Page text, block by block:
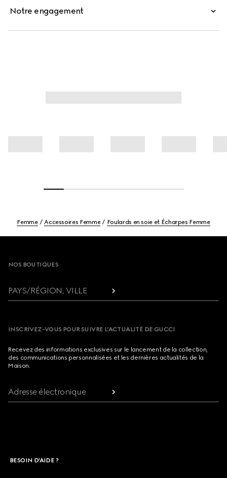
Notre engagement
Femme Accessoires Femme Foulards en soie et Écharpes Femme
NOS BOUTIQUES
PAYS/RÉGION, VILLE
INSCRIVEZ-VOUS POUR SUIVRE L’ACTUALITÉ DE GUCCI
Recevez des informations exclusives sur le lancement de la collection,
des communications personnalisées et les dernières actualités de la
Maison.
Adresse électronique
BESOIN D'AIDE ?